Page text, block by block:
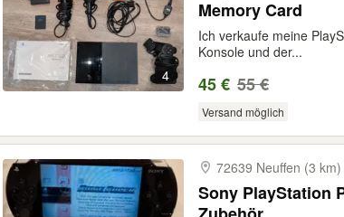
4
Memory Card
Ich verkaufe meine
Konsole und der...
45 € 55 €
Versand möglich
72639 Neuffen (3 km)
Sony PlayStation